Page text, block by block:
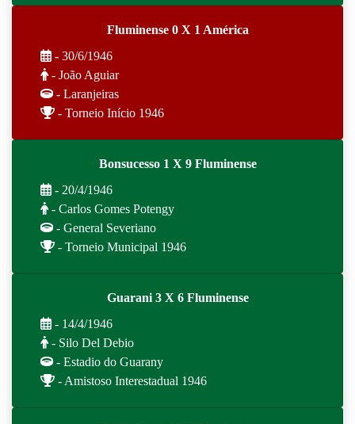
Fluminense 0 X 1 América
- 30/6/1946
- João Aguiar
- Laranjeiras
- Torneio Início 1946
Bonsucesso 1 X 9 Fluminense
- 20/4/1946
- Carlos Gomes Potengy
- General Severiano
- Torneio Municipal 1946
Guarani 3 X 6 Fluminense
- 14/4/1946
- Silo Del Debio
- Estadio do Guarany
- Amistoso Interestadual 1946